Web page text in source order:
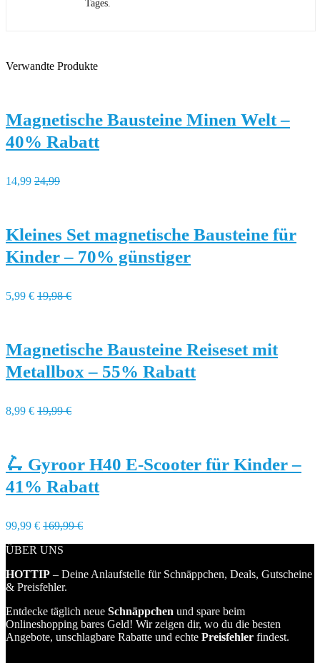
Tages.
Verwandte Produkte
Magnetische Bausteine Minen Welt –
40% Rabatt
14,99 24,99
Kleines Set magnetische Bausteine für
Kinder – 70% günstiger
5,99 € 19,98 €
Magnetische Bausteine Reiseset mit
Metallbox – 55% Rabatt
8,99 € 19,99 €
🛴 Gyroor H40 E-Scooter für Kinder –
41% Rabatt
99,99 € 169,99 €
ÜBER UNS
HOTTIP – Deine Anlaufstelle für Schnäppchen, Deals, Gutscheine
& Preisfehler.
Entdecke täglich neue Schnäppchen und spare beim
Onlineshopping bares Geld! Wir zeigen dir, wo du die besten
Angebote, unschlagbare Rabatte und echte Preisfehler findest.